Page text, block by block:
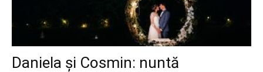
Daniela și Cosmin: nuntă